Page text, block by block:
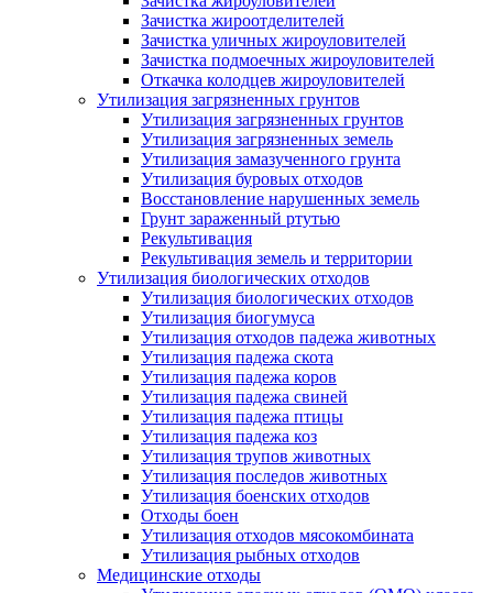
Зачистка жироотделителей
Зачистка уличных жироуловителей
Зачистка подмоечных жироуловителей
Откачка колодцев жироуловителей
Утилизация загрязненных грунтов
Утилизация загрязненных грунтов
Утилизация загрязненных земель
Утилизация замазученного грунта
Утилизация буровых отходов
Восстановление нарушенных земель
Грунт зараженный ртутью
Рекультивация
Рекультивация земель и территории
Утилизация биологических отходов
Утилизация биологических отходов
Утилизация биогумуса
Утилизация отходов падежа животных
Утилизация падежа скота
Утилизация падежа коров
Утилизация падежа свиней
Утилизация падежа птицы
Утилизация падежа коз
Утилизация трупов животных
Утилизация последов животных
Утилизация боенских отходов
Отходы боен
Утилизация отходов мясокомбината
Утилизация рыбных отходов
Медицинские отходы